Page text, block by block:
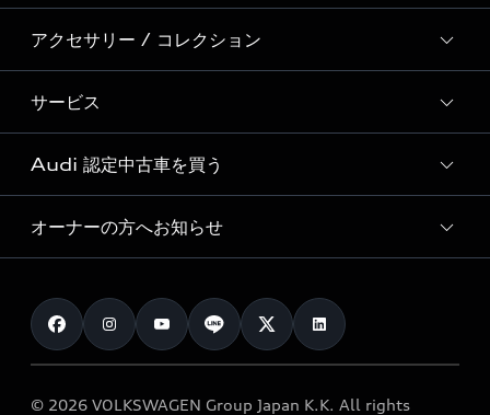
Audi Sport
Formula 1®
デジタルサービス
新車在庫検索
試乗車・展示車検索
見積り依頼
試乗予約
モデル一覧
特別仕様モデル / 限定モデル
e-tronラインアップ
価格シミュレーション
車両比較
カタログ一覧
アクセサリー / コレクション
純正アクセサリー
オンラインショップ
Audi collection
アウディナビアプリ
サービス
サービス入庫予約
サービスプログラム
メンテナンス
車検 / 定期点検
e-tronアフターサポート
Audi 認定中古車を買う
Audi認定中古車
クオリティ
保証
メンテナンス
オーナーの方へお知らせ
お知らせ
オーナー様向けキャンペーン
© 2026 VOLKSWAGEN Group Japan K.K. All rights